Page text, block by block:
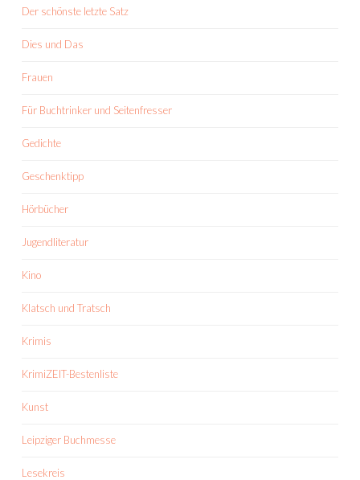
Der schönste letzte Satz
Dies und Das
Frauen
Für Buchtrinker und Seitenfresser
Gedichte
Geschenktipp
Hörbücher
Jugendliteratur
Kino
Klatsch und Tratsch
Krimis
KrimiZEIT-Bestenliste
Kunst
Leipziger Buchmesse
Lesekreis